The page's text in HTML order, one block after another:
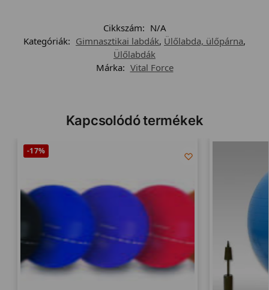
Cikkszám: N/A
Kategóriák: Gimnasztikai labdák, Ülőlabda, ülőpárna,
Ülőlabdák
Márka: Vital Force
Kapcsolódó termékek
-17%